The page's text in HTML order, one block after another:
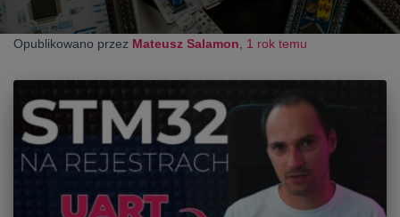
Opublikowano przez Mateusz Salamon 1 rok temu